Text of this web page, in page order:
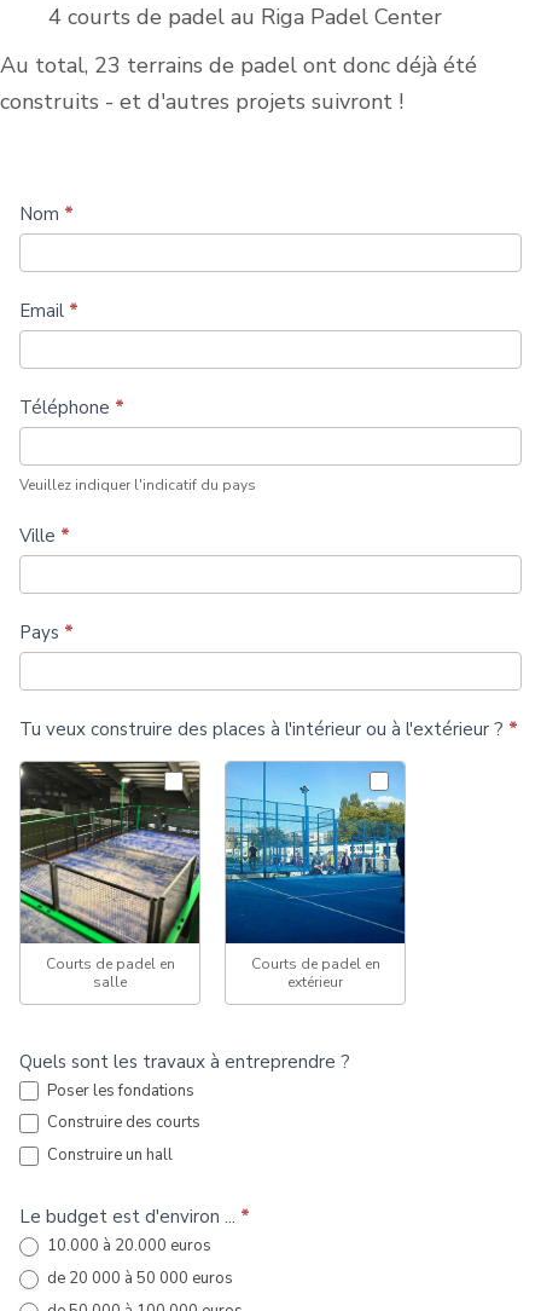
4 courts de padel au Riga Padel Center
Au total, 23 terrains de padel ont donc déjà été
construits - et d'autres projets suivront !
Construire
plus
de
terrains
padel
Nom *
Email *
Téléphone *
Veuillez indiquer l'indicatif du pays
Ville *
Pays *
Tu veux construire des places à l'intérieur ou à l'extérieur ? *
Courts de padel en
salle
Courts de padel en
extérieur
Quels sont les travaux à entreprendre ?
Poser les fondations
Construire des courts
Construire un hall
Le budget est d'environ ... *
10.000 à 20.000 euros
de 20 000 à 50 000 euros